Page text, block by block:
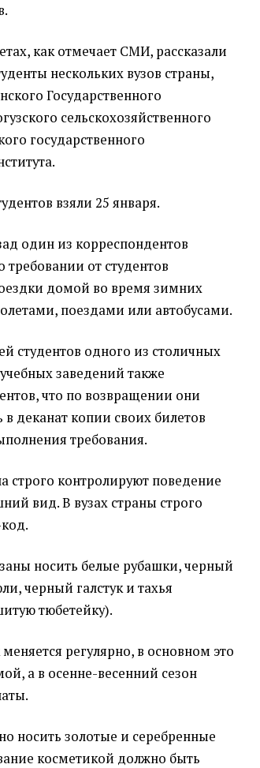
как отмечает СМИ, рассказали
нескольких вузов страны,
Государственного
сельскохозяйственного
государственного
взяли 25 января.
один из корреспондентов
от студентов
домой во время зимних
поездами или автобусами.
студентов одного из столичных
заведений также
что по возвращении они
деканат копии своих билетов
требования.
строго контролируют поведение
вид. В вузах страны строго
носить белые рубашки, черный
черный галстук и тахья
тюбетейку).
регулярно, в основном это
а в осенне-весенний сезон
носить золотые и серебренные
косметикой должно быть